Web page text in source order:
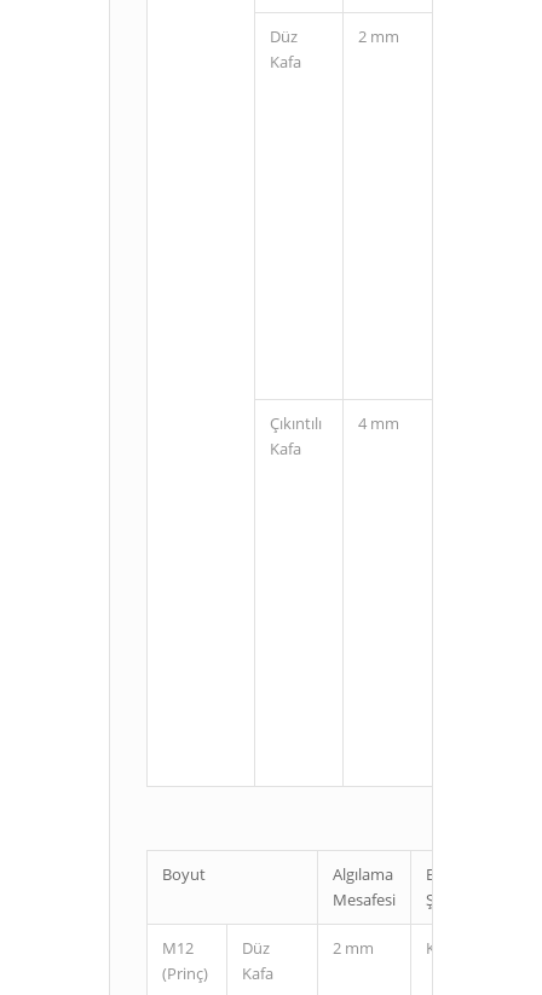
Düz
Kafa
2 mm
Çıkıntılı
Kafa
4 mm
Boyut
Algılama
Mesafesi
Bağlantı
Şekli
M12
(Prinç)
Düz
Kafa
2 mm Kablolu